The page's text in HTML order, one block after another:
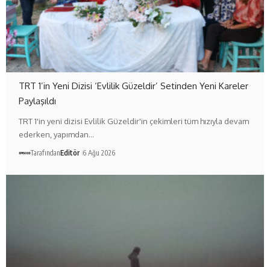
TRT 1’in Yeni Dizisi ‘Evlilik Güzeldir’ Setinden Yeni Kareler
Paylaşıldı
TRT 1'in yeni dizisi Evlilik Güzeldir'in çekimleri tüm hızıyla devam
ederken, yapımdan…
TarafındanEditör 6 Ağu 2026